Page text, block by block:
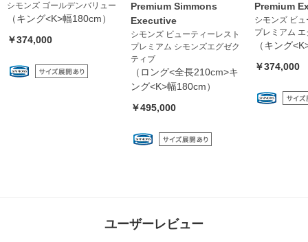
シモンズ ゴールデンバリュー
（キング<K>幅180cm）
￥374,000
Premium Simmons
Executive
シモンズ ビューティーレスト
プレミアム シモンズエグゼク
ティブ
（ロング<全長210cm>キ
ング<K>幅180cm）
￥495,000
Premium
シモンズ ビ
プレミアム
（キング
￥374,000
ユーザーレビュー